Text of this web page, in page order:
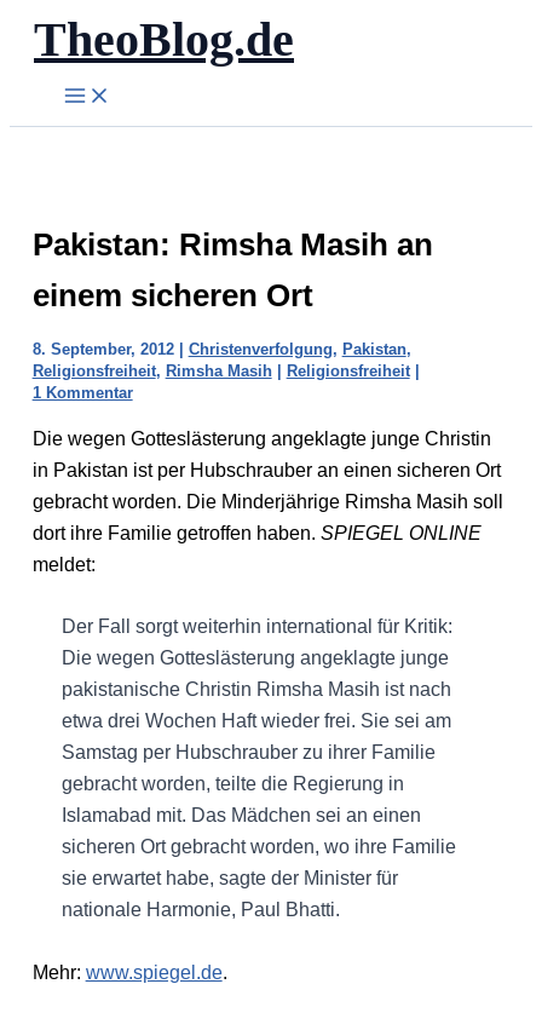
Zum
Inhalt
springen
TheoBlog.de
Pakistan: Rimsha Masih an
einem sicheren Ort
8. September, 2012 | Christenverfolgung, Pakistan,
Religionsfreiheit, Rimsha Masih| Religionsfreiheit|
1 Kommentar
Die wegen Gotteslästerung angeklagte junge Christin
in Pakistan ist per Hubschrauber an einen sicheren Ort
gebracht worden. Die Minderjährige Rimsha Masih soll
dort ihre Familie getroffen haben. SPIEGEL ONLINE
meldet:
Der Fall sorgt weiterhin international für Kritik:
Die wegen Gotteslästerung angeklagte junge
pakistanische Christin Rimsha Masih ist nach
etwa drei Wochen Haft wieder frei. Sie sei am
Samstag per Hubschrauber zu ihrer Familie
gebracht worden, teilte die Regierung in
Islamabad mit. Das Mädchen sei an einen
sicheren Ort gebracht worden, wo ihre Familie
sie erwartet habe, sagte der Minister für
nationale Harmonie, Paul Bhatti.
Mehr: www.spiegel.de.